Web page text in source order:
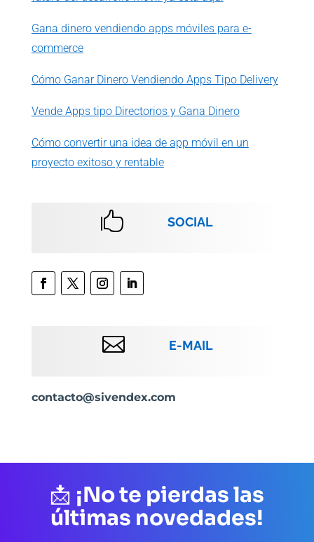
Gana dinero vendiendo apps móviles para e-
commerce
Cómo Ganar Dinero Vendiendo Apps Tipo Delivery
Vende Apps tipo Directorios y Gana Dinero
Cómo convertir una idea de app móvil en un
proyecto exitoso y rentable
 SOCIAL
 E-MAIL
contacto@sivendex.com
📩 ¡No te pierdas las
últimas novedades!